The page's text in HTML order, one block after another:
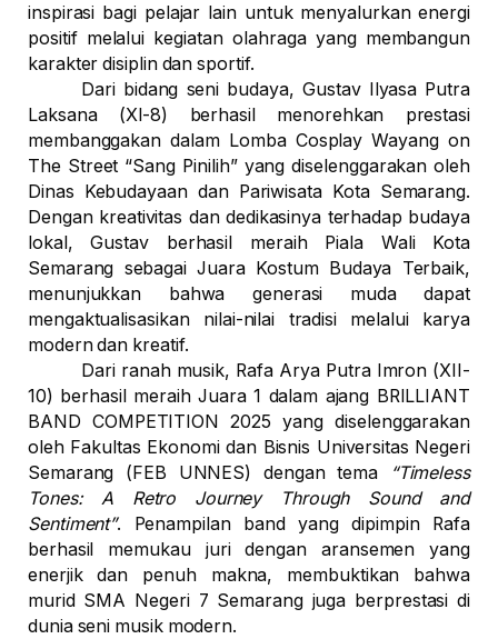
inspirasi bagi pelajar lain untuk menyalurkan energi
positif melalui kegiatan olahraga yang membangun
karakter disiplin dan sportif.
Dari bidang seni budaya, Gustav Ilyasa Putra
Laksana(XI-8) berhasil menorehkan prestasi
membanggakan dalam Lomba Cosplay Wayang on
The Street “Sang Pinilih”yang diselenggarakan oleh
Dinas Kebudayaan dan Pariwisata Kota Semarang.
Dengan kreativitas dan dedikasinya terhadap budaya
lokal, Gustav berhasil meraih Piala Wali Kota
Semarang sebagaiJuara Kostum Budaya Terbaik,
menunjukkan bahwa generasi muda dapat
mengaktualisasikan nilai-nilai tradisi melalui karya
modern dan kreatif.
Dari ranah musik, Rafa Arya Putra Imron (XII-
10) berhasil meraihJuara 1 dalam ajang BRILLIANT
BAND COMPETITION 2025 yang diselenggarakan
oleh Fakultas Ekonomi dan Bisnis Universitas Negeri
Semarang (FEB UNNES) dengan tema
“Timeless
Tones: A Retro Journey Through Sound and
Sentiment”. Penampilan band yang dipimpin Rafa
berhasil memukau juri dengan aransemen yang
enerjik dan penuh makna, membuktikan bahwa
murid SMA Negeri 7 Semarang juga berprestasi di
dunia seni musik modern.